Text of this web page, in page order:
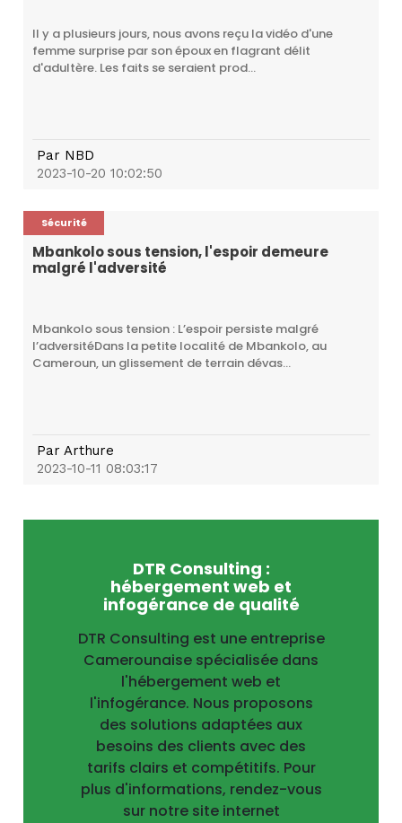
Il y a plusieurs jours, nous avons reçu la vidéo d'une
femme surprise par son époux en flagrant délit
d'adultère. Les faits se seraient prod...
Par NBD
2023-10-20 10:02:50
Sécurité
Mbankolo sous tension, l'espoir demeure
malgré l'adversité
Mbankolo sous tension : L’espoir persiste malgré
l’adversitéDans la petite localité de Mbankolo, au
Cameroun, un glissement de terrain dévas...
ParArthure
2023-10-11 08:03:17
DTR Consulting :
hébergement web et
infogérance de qualité
DTR Consulting est une entreprise
Camerounaise spécialisée dans
l'hébergement web et
l'infogérance. Nous proposons
des solutions adaptées aux
besoins des clients avec des
tarifs clairs et compétitifs. Pour
plus d'informations, rendez-vous
sur notre site internet